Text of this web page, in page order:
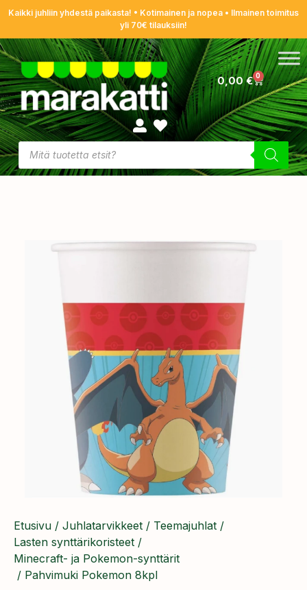
Kaikki juhliin yhdestä paikasta! • Kotimainen ja nopea • Ilmainen toimitus
yli 70€ tilauksiin!
0,00€ 0
Etusivu / Juhlatarvikkeet / Teemajuhlat /
Lasten synttärikoristeet /
Minecraft- ja Pokemon-synttärit
/ Pahvimuki Pokemon 8kpl